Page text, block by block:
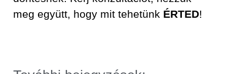
meg együtt, hogy mit tehetünk ÉRTED!